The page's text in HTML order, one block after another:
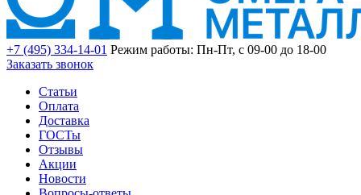
+7 (495) 334-14-01 Режим работы: Пн-Пт, с 09-00 до 18-00
Заказать звонок
Статьи
Оплата
Доставка
ГОСТы
Отзывы
Акции
Новости